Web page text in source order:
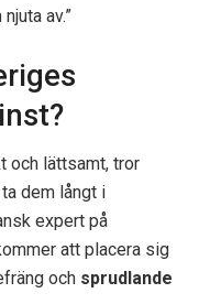
av.”
och lättsamt, tror
ta dem långt i
expert på
att placera sig
och sprudlande